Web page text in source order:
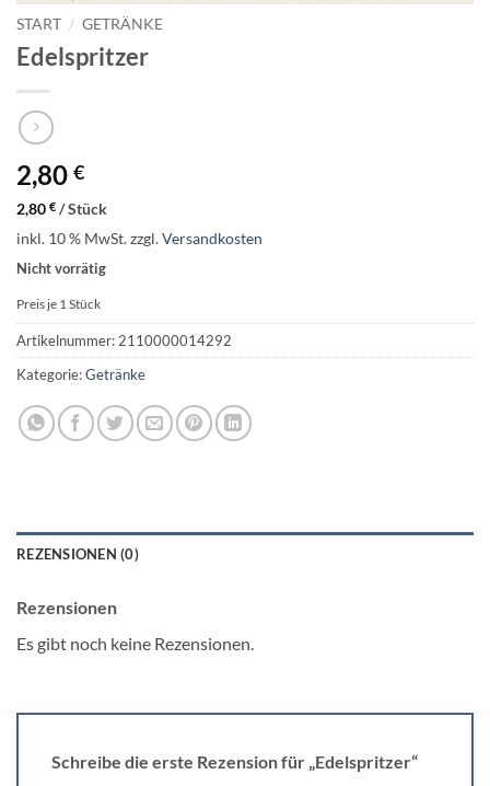
START / GETRÄNKE
Edelspritzer
2,80 €
2,80 € /Stück
inkl. 10 % MwSt.zzgl.Versandkosten
Nicht vorrätig
Preis je 1 Stück
Artikelnummer:2110000014292
Kategorie:Getränke
REZENSIONEN (0)
Rezensionen
Es gibt noch keine Rezensionen.
Schreibe die erste Rezension für „Edelspritzer“